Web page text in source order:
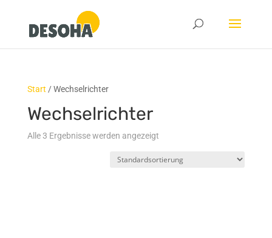
Start / Wechselrichter
Wechselrichter
Alle 3 Ergebnisse werden angezeigt